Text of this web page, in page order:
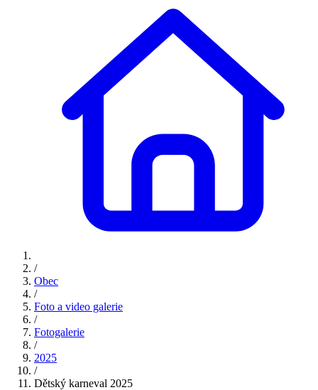
/
Obec
/
Foto a video galerie
/
Fotogalerie
/
2025
/
Dětský karneval 2025